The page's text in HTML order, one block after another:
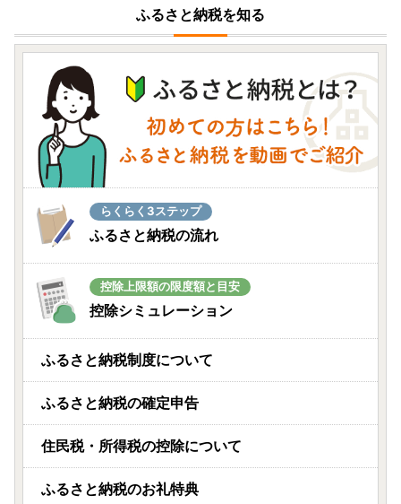
ふるさと納税を知る
らくらく3ステップ
ふるさと納税の流れ
控除上限額の限度額と目安
控除シミュレーション
ふるさと納税制度について
ふるさと納税の確定申告
住民税・所得税の控除について
ふるさと納税のお礼特典